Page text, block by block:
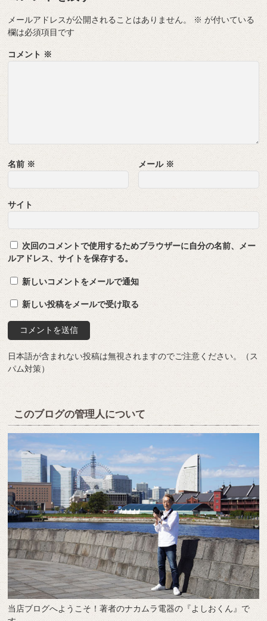
メールアドレスが公開されることはありません。 ※ が付いている
欄は必須項目です
コメント ※
名前 ※ メール ※
サイト
次回のコメントで使用するためブラウザーに自分の名前、メー
ルアドレス、サイトを保存する。
新しいコメントをメールで通知
新しい投稿をメールで受け取る
日本語が含まれない投稿は無視されますのでご注意ください。（ス
パム対策）
このブログの管理人について
当店ブログへようこそ！著者のナカムラ電器の『よしおくん』で